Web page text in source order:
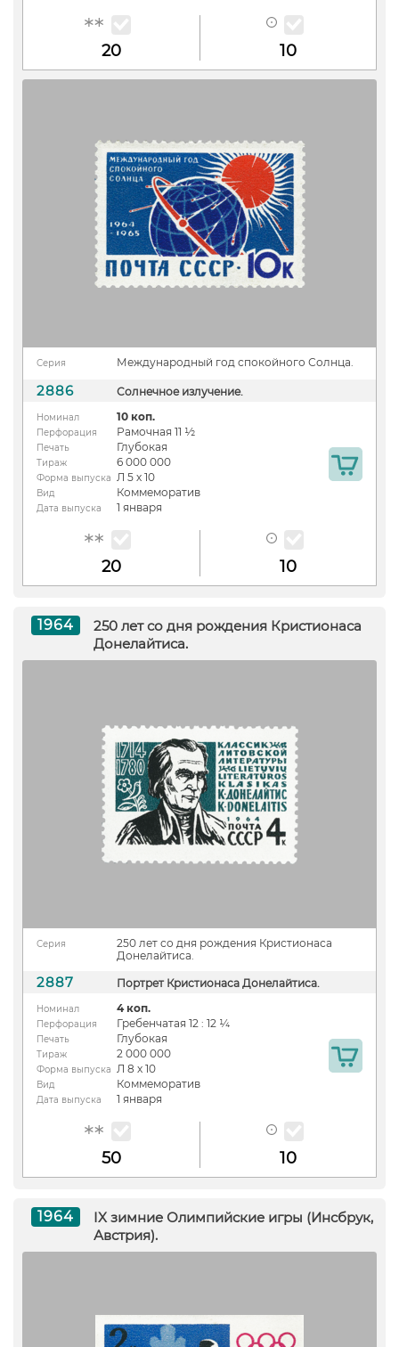
20 10
Серия Международный год спокойного Солнца.
2886 Солнечное излучение.
Номинал 10 коп.
Перфорация Рамочная 11 ½
Печать Глубокая
Тираж 6 000 000
Форма выпуска Л 5 х 10
Вид Коммеморатив
Дата выпуска 1 января
20 10
1964
250 лет со дня рождения Кристионаса
Донелайтиса.
Серия
250 лет со дня рождения Кристионаса
Донелайтиса.
2887 Портрет Кристионаса Донелайтиса.
Номинал 4 коп.
Перфорация Гребенчатая 12 : 12 ¼
Печать Глубокая
Тираж 2 000 000
Форма выпуска Л 8 х 10
Вид Коммеморатив
Дата выпуска 1 января
50 10
1964
IX зимние Олимпийские игры (Инсбрук,
Австрия).